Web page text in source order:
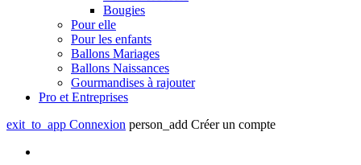
Bougies
Pour elle
Pour les enfants
Ballons Mariages
Ballons Naissances
Gourmandises à rajouter
Pro et Entreprises
exit_to_app Connexion person_add Créer un compte